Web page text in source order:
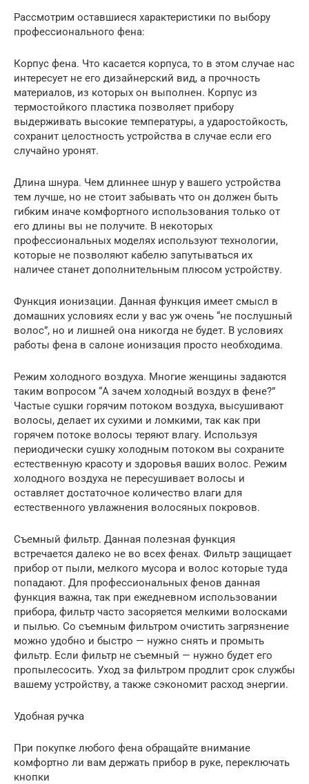
Рассмотрим оставшиеся характеристики по выбору
профессионального фена:
Корпус фена. Что касается корпуса, то в этом случае нас
интересует не его дизайнерский вид, а прочность
материалов, из которых он выполнен. Корпус из
термостойкого пластика позволяет прибору
выдерживать высокие температуры, а ударостойкость,
сохранит целостность устройства в случае если его
случайно уронят.
Длина шнура. Чем длиннее шнур у вашего устройства
тем лучше, но не стоит забывать что он должен быть
гибким иначе комфортного использования только от
его длины вы не получите. В некоторых
профессиональных моделях используют технологии,
которые не позволяют кабелю запутываться их
наличее станет дополнительным плюсом устройству.
Функция ионизации. Данная функция имеет смысл в
домашних условиях если у вас уж очень “не послушный
волос”, но и лишней она никогда не будет. В условиях
работы фена в салоне ионизация просто необходима.
Режим холодного воздуха. Многие женщины задаются
таким вопросом “А зачем холодный воздух в фене?”
Частые сушки горячим потоком воздуха, высушивают
волосы, делает их сухими и ломкими, так как при
горячем потоке волосы теряют влагу. Используя
периодически сушку холодным потоком вы сохраните
естественную красоту и здоровья ваших волос. Режим
холодного воздуха не пересушивает волосы и
оставляет достаточное количество влаги для
естественного увлажнения волосяных покровов.
Съемный фильтр. Данная полезная функция
встречается далеко не во всех фенах. Фильтр защищает
прибор от пыли, мелкого мусора и волос которые туда
попадают. Для профессиональных фенов данная
функция важна, так при ежедневном использовании
прибора, фильтр часто засоряется мелкими волосками
и пылью. Со съемным фильтром очистить загрязнение
можно удобно и быстро — нужно снять и промыть
фильтр. Если фильтр не съемный — нужно будет его
пропылесосить. Уход за фильтром продлит срок службы
вашему устройству, а также сэкономит расход энергии.
Удобная ручка
При покупке любого фена обращайте внимание
комфортно ли вам держать прибор в руке, переключать
кнопки